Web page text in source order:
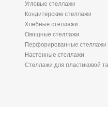
Угловые стеллажи
Кондитерские стеллажи
Хлебные стеллажи
Овощные стеллажи
Перфорированные стеллажи
Настенные стеллажи
Стеллажи для пластиковой